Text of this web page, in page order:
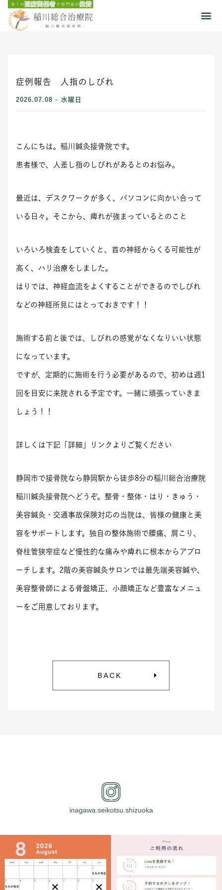
症例報告 人指のしびれ
2026.07.08 - 水曜日
こんにちは。稲川鍼灸接骨院です。
患者様で、人差し指のしびれがあるとのお悩み。
最近は、デスクワークが多く、パソコンに向かい合って
いる日々。そこから、痺れが強まっているとのこと
いろいろ検査をしていくと、首の神経からくる可能性が
高く、ハリ治療をしました。
はりでは、神経血流をよくすることができるのでしびれ
などの神経所見にはとっておきです！！
施術する前と後では、しびれの感覚がなくなりいい状態
になっています。
ですが、定期的に施術を行う必要があるので、初めは週1
回を目安に来院される予定です。一緒に頑張っていきま
しょう！！
詳しくは下記「詳細」リンクよりご覧ください
静岡市で接骨院なら静岡駅から徒歩8分の稲川総合治療院
稲川鍼灸接骨院へどうぞ。整骨・整体・はり・きゅう・
美容鍼灸・交通事故保険対応の当院は、皆様の健康と美
容をサポートします。独自の整体施術で腰痛、肩こり、
脊柱管狭窄症など慢性的な痛みや痺れに根本からアプロ
ーチします。2階の美容鍼灸サロンでは最先端美容鍼や、
美容整骨師による骨盤矯正、小顔矯正など豊富なメニュ
ーをご用意しております。
BACK
inagawa.seikotsu.shizuoka